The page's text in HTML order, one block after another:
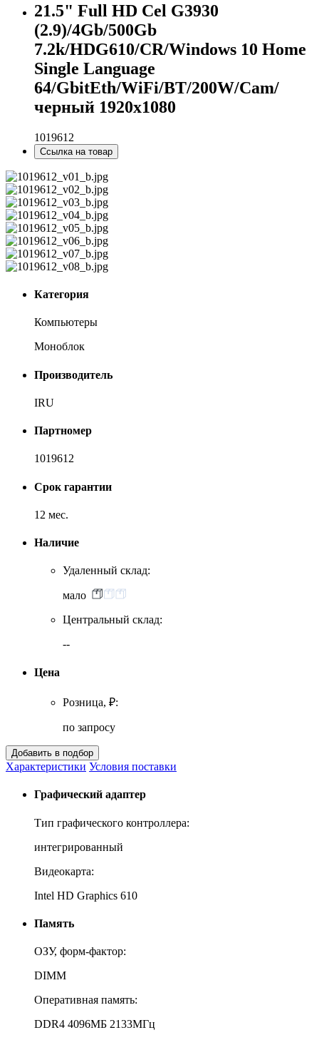
21.5" Full HD Cel G3930
(2.9)/4Gb/500Gb
7.2k/HDG610/CR/Windows 10 Home
Single Language
64/GbitEth/WiFi/BT/200W/Cam/
черный 1920x1080
1019612
Ссылка на товар
Категория
Компьютеры
Моноблок
Производитель
IRU
Партномер
1019612
Срок гарантии
12 мес.
Наличие
Удаленный склад:
мало
Центральный склад:
--
Цена
Розница, ₽:
по запросу
Характеристики Условия поставки
Графический адаптер
Тип графического контроллера:
интегрированный
Видеокарта:
Intel HD Graphics 610
Память
ОЗУ, форм-фактор:
DIMM
Оперативная память:
DDR4 4096МБ 2133МГц